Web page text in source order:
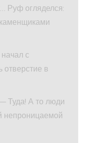
Руф огляделся:
с
отверстие в
Туда! А то люди
непроницаемой